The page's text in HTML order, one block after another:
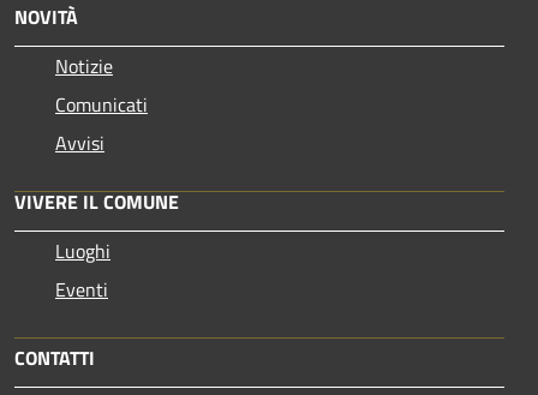
NOVITÀ
Notizie
Comunicati
Avvisi
VIVERE IL COMUNE
Luoghi
Eventi
CONTATTI